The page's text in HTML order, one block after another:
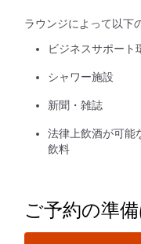
ラウンジによって以下
ビジネスサポート
シャワー施設
新聞・雑誌
法律上飲酒が可能
飲料
ご予約の準